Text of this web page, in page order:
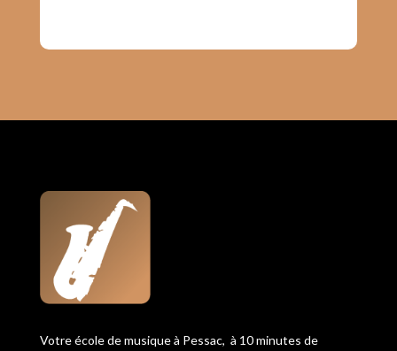
Votre école de musique à Pessac, à 10 minutes de